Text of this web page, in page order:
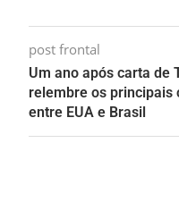
post frontal
Um ano após carta de
relembre os principais
entre EUA e Brasil